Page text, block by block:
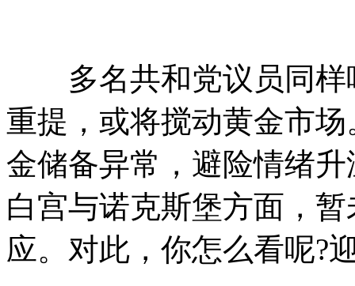
多名共和党议员同样
重提，或将搅动黄金市
金储备异常，避险情绪
白宫与诺克斯堡方面，
应。对此，你怎么看呢?